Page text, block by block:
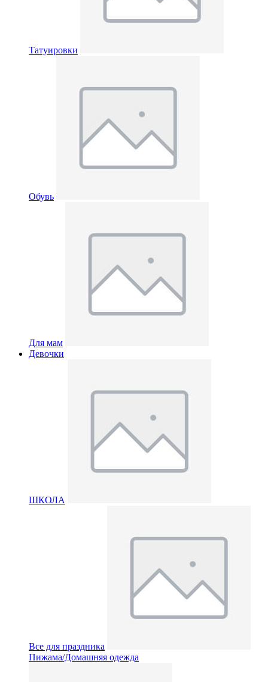
Татуировки
Обувь
Для мам
Девочки
ШКОЛА
Все для праздника
Пижама/Домашняя одежда